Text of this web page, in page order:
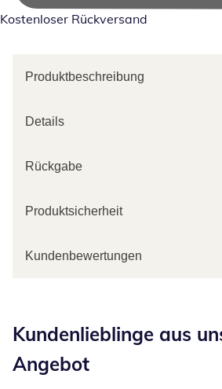
Kostenloser Rückversand
Produktbeschreibung
Details
Rückgabe
Produktsicherheit
Kundenbewertungen
Kundenlieblinge aus
Angebot